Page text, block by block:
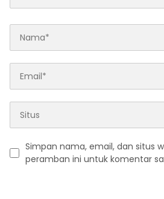
Simpan nama, email, dan situs
peramban ini untuk komentar